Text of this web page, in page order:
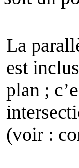
La
est
plan ;
(voir :